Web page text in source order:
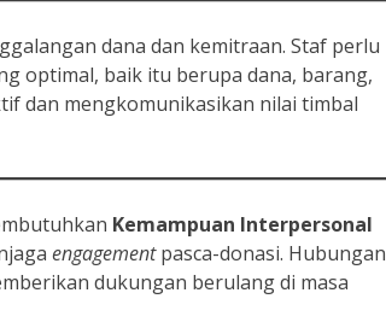
dana dan kemitraan. Staf perlu
optimal, baik itu berupa dana, barang,
dan mengkomunikasikan nilai timbal
Kemampuan Interpersonal
engagementpasca-donasi. Hubungan
dukungan berulang di masa